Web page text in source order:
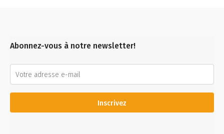
Abonnez-vous à notre newsletter!
Inscrivez